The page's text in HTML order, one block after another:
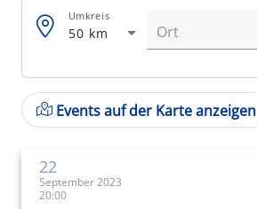
50 km
Umkreis
Events auf der Karte anzeigen
22
September 2023
20:00